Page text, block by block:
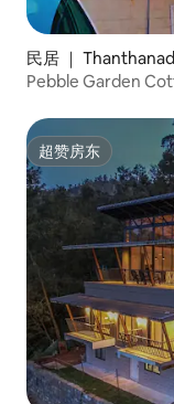
民居 ｜
Pebble Garden
超赞房东
超赞房东